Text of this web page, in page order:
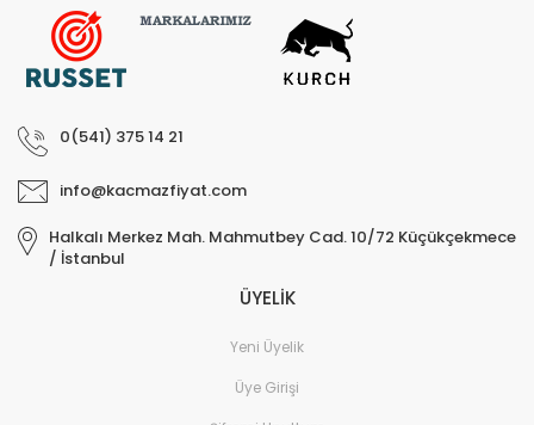
0(541) 375 14 21
info@kacmazfiyat.com
Halkalı Merkez Mah. Mahmutbey Cad. 10/72 Küçükçekmece
/ İstanbul
ÜYELİK
Yeni Üyelik
Üye Girişi